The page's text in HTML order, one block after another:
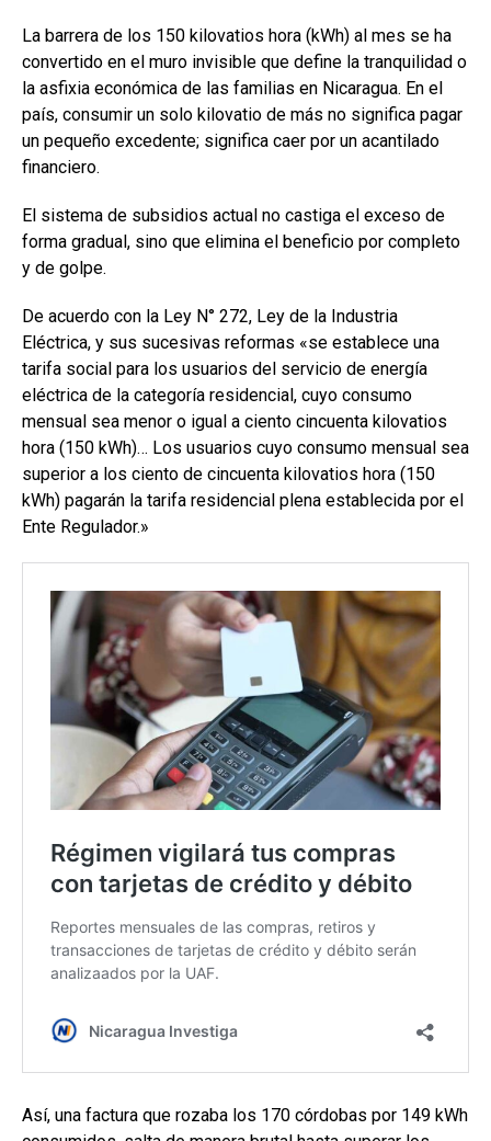
La barrera de los 150 kilovatios hora (kWh) al mes se ha
convertido en el muro invisible que define la tranquilidad o
la asfixia económica de las familias en Nicaragua. En el
país, consumir un solo kilovatio de más no significa pagar
un pequeño excedente; significa caer por un acantilado
financiero.
El sistema de subsidios actual no castiga el exceso de
forma gradual, sino que elimina el beneficio por completo
y de golpe.
De acuerdo con la Ley N° 272, Ley de la Industria
Eléctrica, y sus sucesivas reformas «se establece una
tarifa social para los usuarios del servicio de energía
eléctrica de la categoría residencial, cuyo consumo
mensual sea menor o igual a ciento cincuenta kilovatios
hora (150 kWh)… Los usuarios cuyo consumo mensual sea
superior a los ciento de cincuenta kilovatios hora (150
kWh) pagarán la tarifa residencial plena establecida por el
Ente Regulador.»
Así, una factura que rozaba los 170 córdobas por 149 kWh